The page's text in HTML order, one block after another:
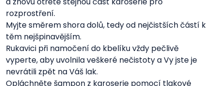
rozprostření.
Myjte směrem shora dolů, tedy od nejčistších částí k
těm nejšpinavějším.
Rukavici při namočení do kbelíku vždy pečlivě
vyperte, aby uvolnila veškeré nečistoty a Vy jste je
nevrátili zpět na Váš lak.
Opláchněte šampon z karoserie pomocí tlakové